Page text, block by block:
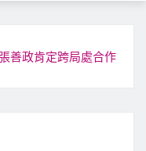
善政肯定跨局處合作